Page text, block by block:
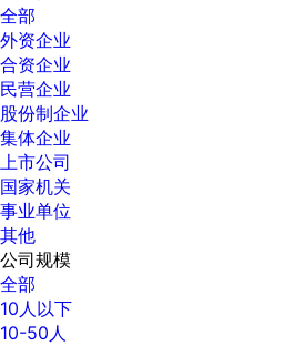
全部
外资企业
合资企业
民营企业
股份制企业
集体企业
上市公司
国家机关
事业单位
其他
公司规模
全部
10人以下
10-50人